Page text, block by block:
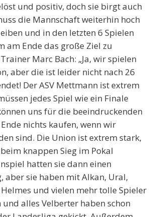
und positiv, doch sie birgt auch
die Mannschaft weiterhin hoch
und in den letzten 6 Spielen
am Ende das große Ziel zu
Marc Bach: „Ja, wir spielen
aber die ist leider nicht nach 26
Der ASV Mettmann ist extrem
jedes Spiel wie ein Finale
uns für die beeindruckenden
nichts kaufen, wenn wir
sind. Die Union ist extrem stark,
knappen Sieg im Pokal
hatten sie dann einen
aber sie haben mit Alkan, Ural,
und vielen mehr tolle Spieler
und alles Velberter haben schon